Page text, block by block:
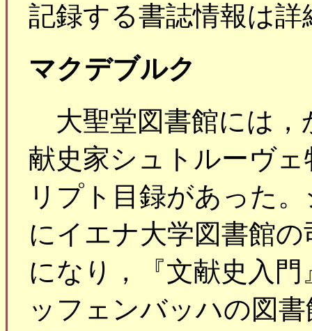
記録する書誌情報は
マクデブルク
大聖堂図書館には，
献史家シュトルーヴ
リプト目録があった
にイエナ大学図書館
になり，『文献史入
ッフェンバッハの図